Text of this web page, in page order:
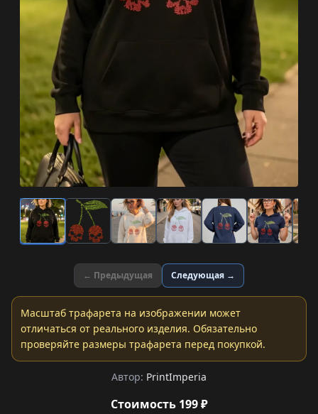
← Предыдущая Следующая →
Масштаб трафарета на изображении может
отличаться от реального изделия. Обязательно
проверяйте размеры трафарета перед покупкой.
Автор: PrintImperia
Стоимость 199 ₽